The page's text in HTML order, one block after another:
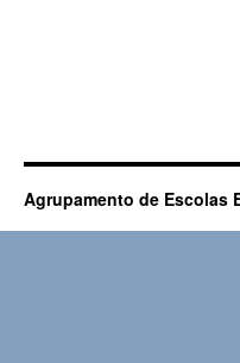
Agrupamento de Escolas